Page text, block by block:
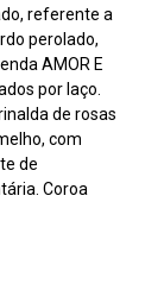
referente a
perolado,
AMOR E
por laço.
de rosas
com
de
Coroa